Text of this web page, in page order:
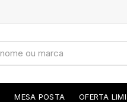
MESA POSTA OFERTA